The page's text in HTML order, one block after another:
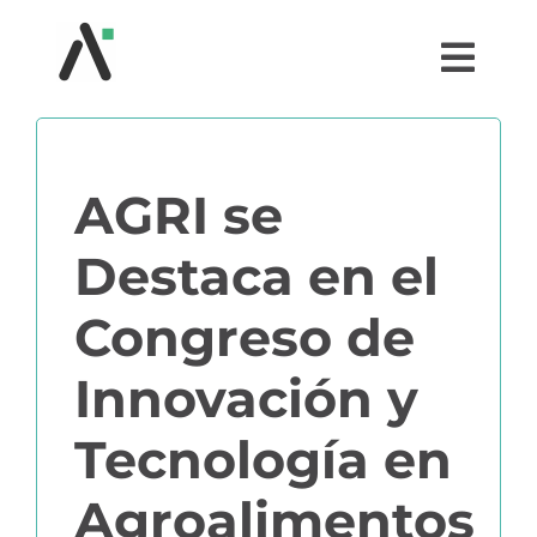
¿QUÉ ES AGRI?
MÓDULOS
TESTIMONIOS
PARTNERS
COMUNIDAD AGRI
AGRI se
Destaca en el
Congreso de
Innovación y
Tecnología en
Agroalimentos